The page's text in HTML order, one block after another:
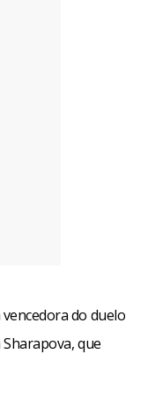
do duelo
que